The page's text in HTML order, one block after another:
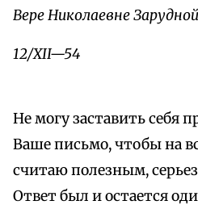
Вере Николаевне Зарудной
12/XII—54
Не могу заставить себя
Ваше письмо, чтобы на
считаю полезным,
Ответ был и остается